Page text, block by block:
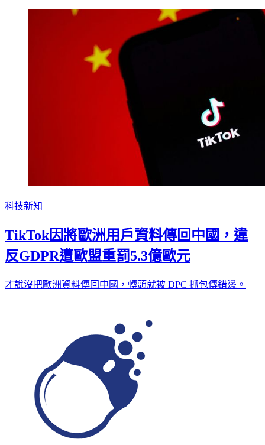
科技新知
TikTok因將歐洲用戶資料傳回中國，違
反GDPR遭歐盟重罰5.3億歐元
才說沒把歐洲資料傳回中國，轉頭就被 DPC 抓包傳錯邊。